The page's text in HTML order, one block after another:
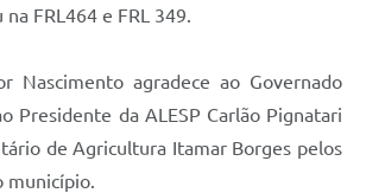
FRL464 e FRL 349.
Nascimento agradece ao Governado
Presidente da ALESP Carlão Pignatari
de Agricultura Itamar Borges pelos
município.